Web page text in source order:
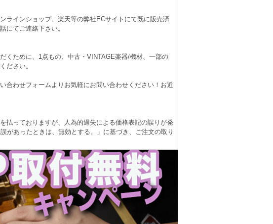
ラインショップ、楽天等の弊社ECサイトにて既に販売済
にてご連絡下さい。
くために、1点もの、中古・VINTAGE楽器/機材、一部の
ださい。
合わせフォームよりお気軽にお問い合わせください！お近
払っておりますが、人為的過失による価格表記の誤りが発
があったときは、無効とする。」に基づき、ご注文の取り